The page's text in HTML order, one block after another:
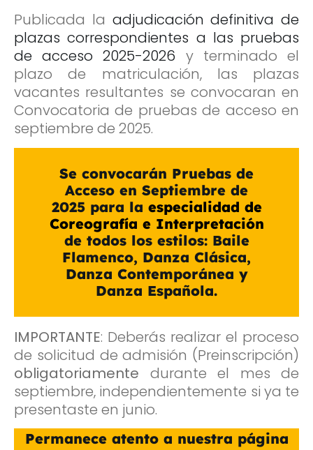
Publicada la adjudicación definitiva de
plazas correspondientes a las pruebas
de acceso 2025-2026 y terminado el
plazo de matriculación, las plazas
vacantes resultantes se convocaran en
Convocatoria de pruebas de acceso en
septiembre de 2025.
Se convocarán Pruebas de
Acceso en Septiembre de
2025 para la especialidad de
Coreografía e Interpretación
de todos los estilos: Baile
Flamenco, Danza Clásica,
Danza Contemporánea y
Danza Española.
IMPORTANTE: Deberás realizar el proceso
de solicitud de admisión (Preinscripción)
obligatoriamente durante el mes de
septiembre, independientemente si ya te
presentaste en junio.
Permanece atento a nuestra página